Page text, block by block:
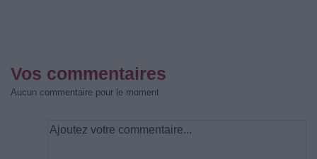
Vos commentaires
Aucun commentaire pour le moment